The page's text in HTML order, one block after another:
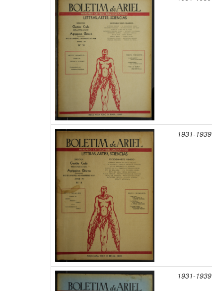
1931-1939
1931-1939